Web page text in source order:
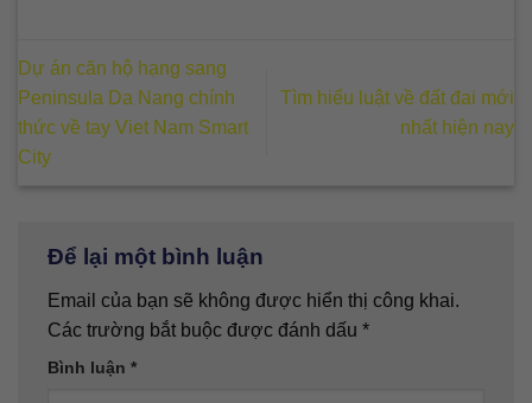
Dự án căn hộ hạng sang
Peninsula Da Nang chính
thức về tay Viet Nam Smart
City
Tìm hiểu luật về đất đai mới
nhất hiện nay
Để lại một bình luận
Email của bạn sẽ không được hiển thị công khai.
Các trường bắt buộc được đánh dấu *
Bình luận *